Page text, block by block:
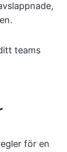
teams
för en